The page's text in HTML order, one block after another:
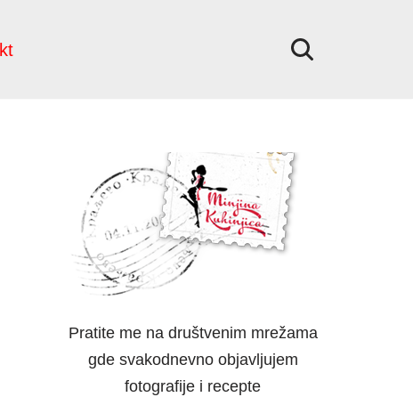
Pratite me na društvenim mrežama
gde svakodnevno objavljujem
fotografije i recepte